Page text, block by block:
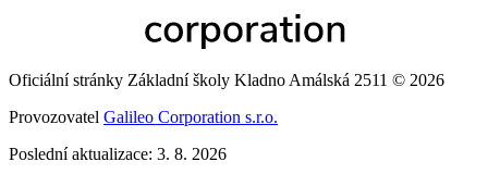
Oficiální stránky Základní školy Kladno Amálská 2511 © 2026
Provozovatel Galileo Corporation s.r.o.
Poslední aktualizace: 3. 8. 2026